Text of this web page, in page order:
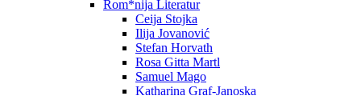
Rom*nija Literatur
Ceija Stojka
Ilija Jovanović
Stefan Horvath
Rosa Gitta Martl
Samuel Mago
Katharina Graf-Janoska